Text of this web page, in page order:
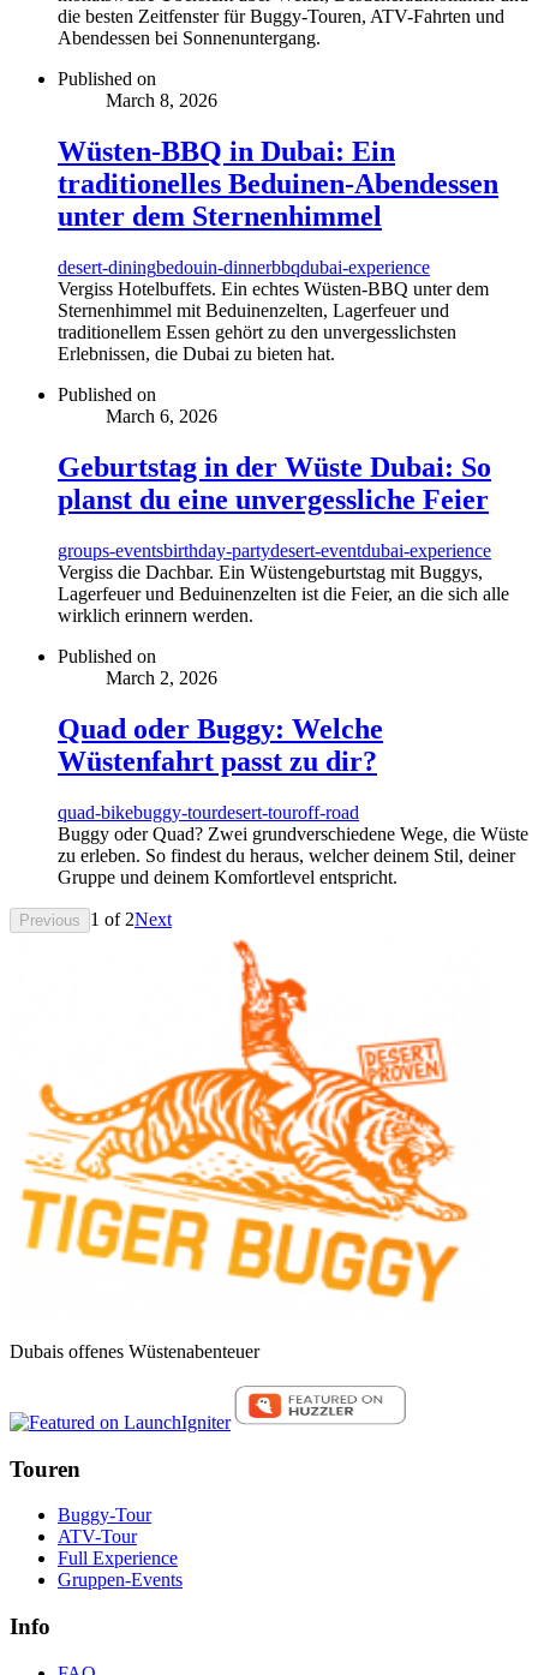
die besten Zeitfenster für Buggy-Touren, ATV-Fahrten und
Abendessen bei Sonnenuntergang.
Published on
March 8, 2026
Wüsten-BBQ in Dubai: Ein
traditionelles Beduinen-Abendessen
unter dem Sternenhimmel
desert-diningbedouin-dinnerbbqdubai-experience
Vergiss Hotelbuffets. Ein echtes Wüsten-BBQ unter dem
Sternenhimmel mit Beduinenzelten, Lagerfeuer und
traditionellem Essen gehört zu den unvergesslichsten
Erlebnissen, die Dubai zu bieten hat.
Published on
March 6, 2026
Geburtstag in der Wüste Dubai: So
planst du eine unvergessliche Feier
groups-eventsbirthday-partydesert-eventdubai-experience
Vergiss die Dachbar. Ein Wüstengeburtstag mit Buggys,
Lagerfeuer und Beduinenzelten ist die Feier, an die sich alle
wirklich erinnern werden.
Published on
March 2, 2026
Quad oder Buggy: Welche
Wüstenfahrt passt zu dir?
quad-bikebuggy-tourdesert-touroff-road
Buggy oder Quad? Zwei grundverschiedene Wege, die Wüste
zu erleben. So findest du heraus, welcher deinem Stil, deiner
Gruppe und deinem Komfortlevel entspricht.
Previous 1 of 2Next
Dubais offenes Wüstenabenteuer
Touren
Buggy-Tour
ATV-Tour
Full Experience
Gruppen-Events
Info